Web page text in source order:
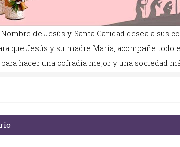
de Jesús y Santa Caridad desea a sus
que Jesús y su madre María, acompañe
hacer una cofradía mejor y una sociedad